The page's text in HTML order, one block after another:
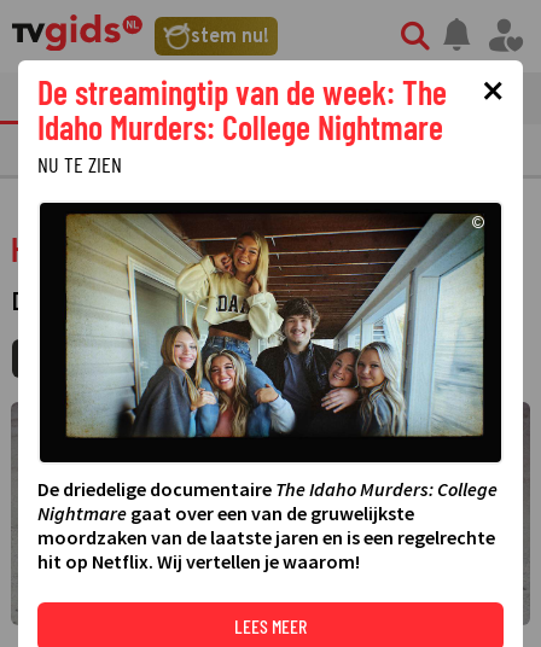
stem nu!
tvgids streaming nieuws
PRIMETIME GEMIST
Human
DOCUMENTAIRE
MIJNGIDS AGENDA DELEN
×
De streamingtip van de week: The
Idaho Murders: College Nightmare
NU TE ZIEN
©
De driedelige documentaire The Idaho Murders: College
Nightmare gaat over een van de gruwelijkste
moordzaken van de laatste jaren en is een regelrechte
hit op Netflix. Wij vertellen je waarom!
LEES MEER